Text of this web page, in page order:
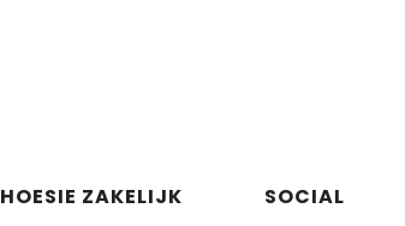
HOESIE ZAKELIJK SOCIAL